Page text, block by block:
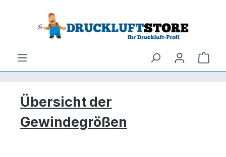
Hauptinhalt springen
Zur Suche springen
Übersicht der
Gewindegrößen